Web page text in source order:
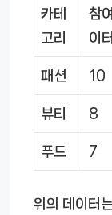
카테
고리
참
이
패션 10
뷰티 8
푸드 7
위의 데이터